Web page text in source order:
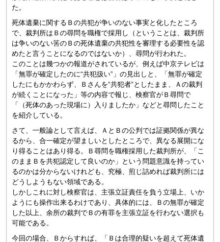
た。
死体遺棄に関するＢの共犯が争いのない事実と化したところ
で、裁判所はＢの尋問を職権で採用し（ということは、裁判所
は争いのない筈のＢの死体遺棄の共犯性を審理する必要性を認
めたと言うことになるのではないか）、尋問が行われた。
このことは幾つかの報道がされているが、例えば中京テレビは
「無罪が確定したのに“共犯扱い”」の見出しと、「無罪が確定
したにもかかわらず、Ｂさんを“共犯者”としたまま、
Ａの裁判
が続くことになった」等の内容で報じ、検察官がＢ尋問で
「（死体のあった現場に）入りましたか」 などと尋問したこと
を紹介している。
さて、一般論として言えば、
ＡとＢの公判では証拠関係が異な
るから、合一確定が望ましいとしたところで、異なる展開にな
り得ることはあり得る。
Ｂ尋問を職権採用した裁判所が、「 こ
のままＢを共犯認定して良いのか」 という問題意識を持ってい
るのかは分からないけれども、究極、煎じ詰めれば裁判所には
どうしようもない領域である。
しかしこれに対し検察官は、主張立証責任を負う立場上、 いか
ようにも操作出来るわけであり、具体的には、
Ｂの無罪が確定
した以上、余所の裁判でＢの有罪を主張立証を行わない選択も
可能である。
今回の場合、Ｂからすれば、「Ｂは合理的疑いを超えて死体遺